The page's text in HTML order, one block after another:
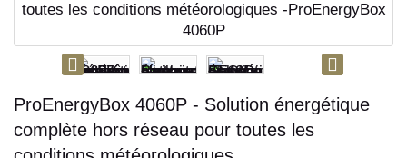
ProEnergyBox 4060P - Solution énergétique
complète hors réseau pour toutes les